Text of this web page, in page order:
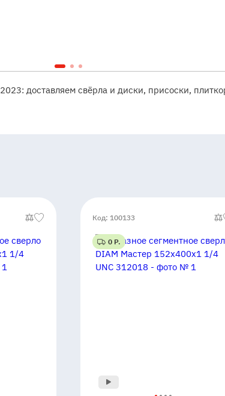
доставляем свёрла и диски, присоски,
Код: 100133
0 Р.